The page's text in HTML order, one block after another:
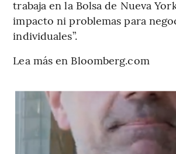
trabaja en la Bolsa de Nueva
impacto ni problemas para
individuales”.
Lea más en Bloomberg.com